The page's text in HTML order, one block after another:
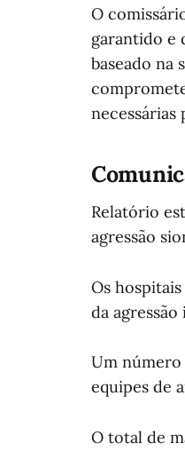
O
garantido e
baseado na
necessárias
Relatório
agressão
Os
da agressão
Um número
equipes de
O total de